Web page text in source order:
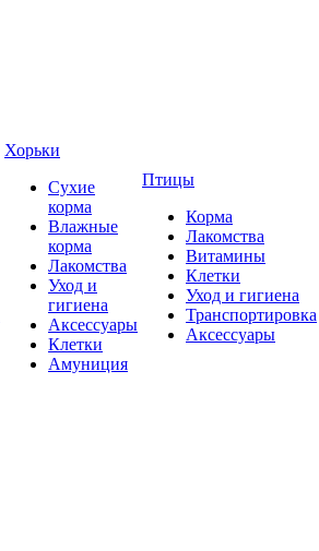
Хорьки
Сухие
корма
Влажные
корма
Лакомства
Уход и
гигиена
Аксессуары
Клетки
Амуниция
Птицы
Корма
Лакомства
Витамины
Клетки
Уход и гигиена
Транспортировка
Аксессуары